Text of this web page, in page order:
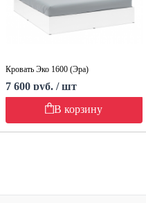
Кровать Эко 1600 (Эра)
7 600 руб. / шт
В корзину